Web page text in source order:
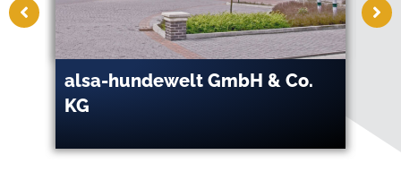
alsa-hundewelt GmbH & Co.
KG